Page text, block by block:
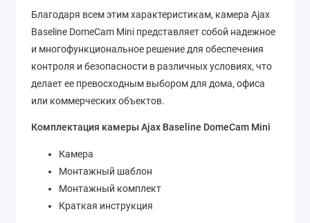
Благодаря всем этим характеристикам, камера Ajax
Baseline DomeCam Mini представляет собой надежное
и многофункциональное решение для обеспечения
контроля и безопасности в различных условиях, что
делает ее превосходным выбором для дома, офиса
или коммерческих объектов.
Комплектация камеры Ajax Baseline DomeCam Mini
Камера
Монтажный шаблон
Монтажный комплект
Краткая инструкция